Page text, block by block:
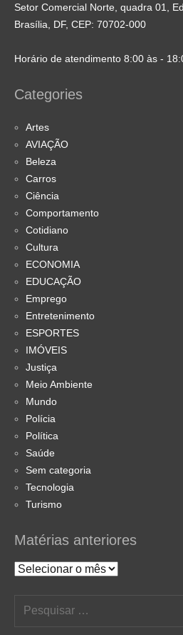
Setor Comercial Norte, quadra 01,
Brasília, DF, CEP: 70702-000
Horário de atendimento 8:00 às -
Categories
Artes
AVIAÇÃO
Beleza
Carros
Ciência
Comportamento
Cotidiano
Cultura
ECONOMIA
EDUCAÇÃO
Emprego
Entretenimento
ESPORTES
IMÓVEIS
Justiça
Meio Ambiente
Mundo
Polícia
Política
Saúde
Sem categoria
Tecnologia
Turismo
Matérias anteriores
Matérias